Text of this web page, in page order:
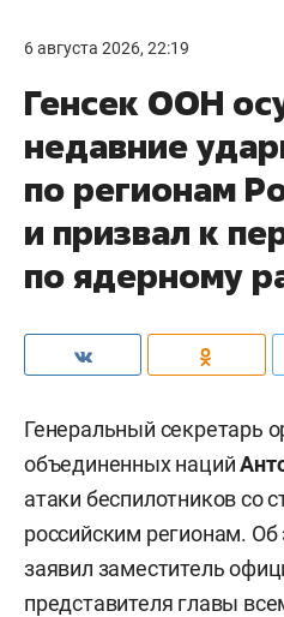
6 августа 2026, 22:19
Генсек ООН
недавние
по регионам
и призвал к
по ядерному
Генеральный секретарь
объединенных наций
атаки беспилотников со
российским регионам.
заявил заместитель
представителя главы